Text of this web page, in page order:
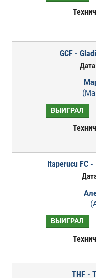
GCF -
ВЫИГРАЛ
Itaperucu FC
ВЫИГРАЛ
THF -